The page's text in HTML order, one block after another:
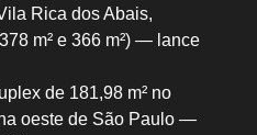
Rica dos Abais,
m² e 366 m²) — lance
de 181,98 m² no
oeste de São Paulo —